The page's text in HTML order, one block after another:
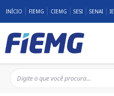
INÍCIO FIEMG CIEMG SESI SENAI